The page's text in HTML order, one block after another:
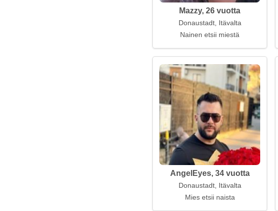
Mazzy, 26 vuotta
Donaustadt, Itävalta
Nainen etsii miestä
AngelEyes, 34 vuotta
Donaustadt, Itävalta
Mies etsii naista